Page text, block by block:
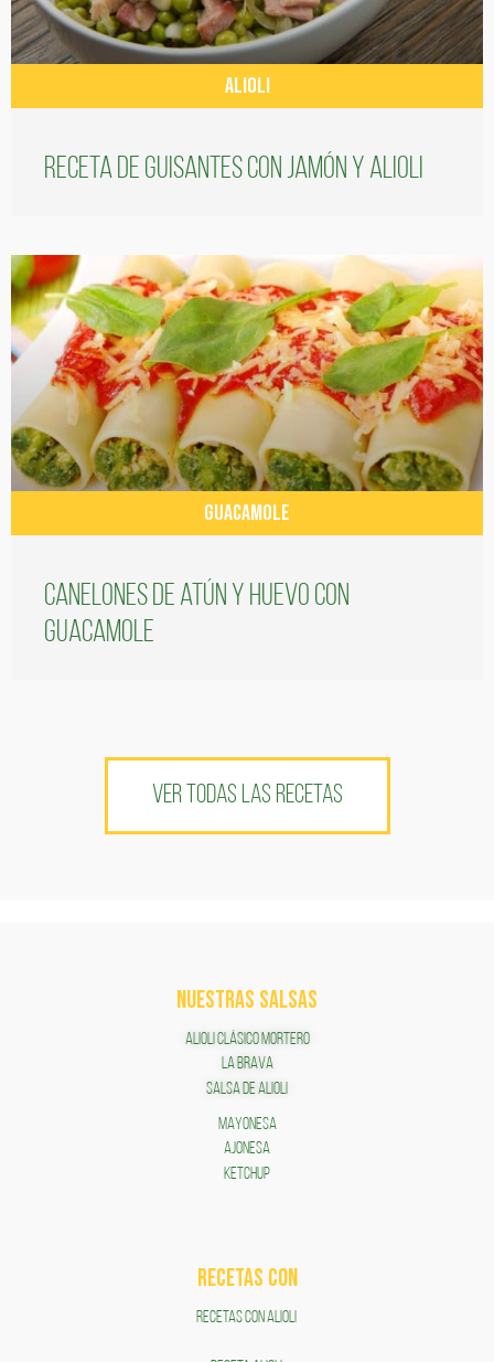
ALIOLI
Receta de guisantes con jamón y alioli
GUACAMOLE
Canelones de atún y huevo con
guacamole
VER TODAS LAS RECETAS
NUESTRAS SALSAS
ALIOLI CLÁSICO MORTERO
LA BRAVA
SALSA DE ALIOLI
MAYONESA
AJONESA
KETCHUP
RECETAS COn
RECETAS CON ALIOLI